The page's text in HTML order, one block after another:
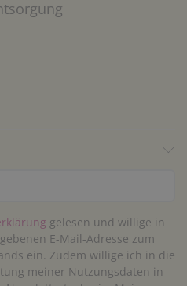
gelesen und willige in
E-Mail-Adresse zum
ein. Zudem willige ich in die
meiner Nutzungsdaten in